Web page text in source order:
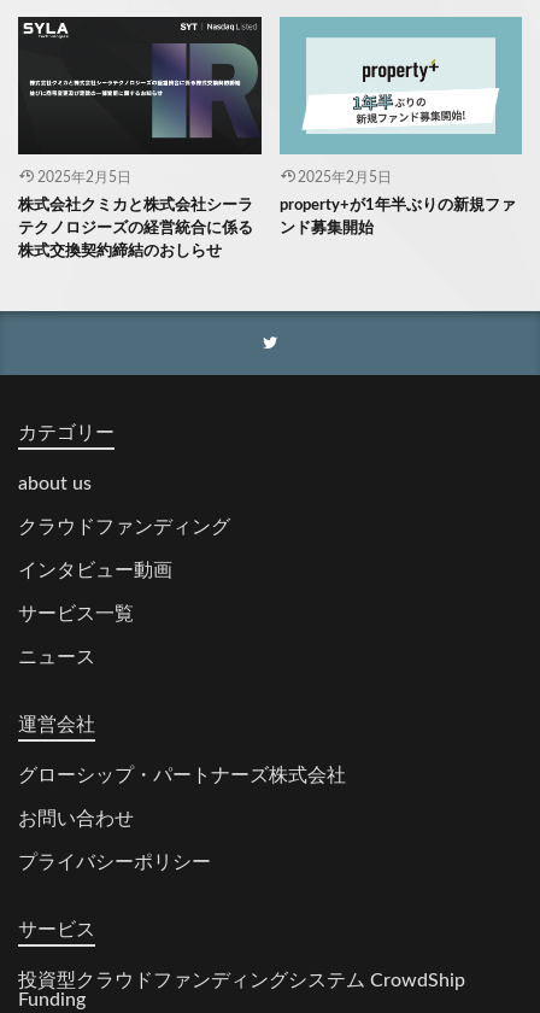
2025年2月5日
株式会社クミカと株式会社シーラ
テクノロジーズの経営統合に係る
株式交換契約締結のおしらせ
2025年2月5日
property+が1年半ぶりの新規ファ
ンド募集開始
カテゴリー
about us
クラウドファンディング
インタビュー動画
サービス一覧
ニュース
運営会社
グローシップ・パートナーズ株式会社
お問い合わせ
プライバシーポリシー
サービス
投資型クラウドファンディングシステム CrowdShip
Funding